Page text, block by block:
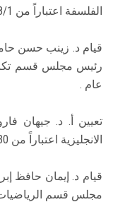
الفلسفة اعتباراً من 2020/8/1 ولمدة عام .
قيام د. زينب حسن
عام .
تعيين أ. د. جيهان
الانجليزية اعتباراً من 2020/12/30 ولمدة عام.
قيام د. إيمان حافظ
مجلس قسم الرياضيات اعتباراً من